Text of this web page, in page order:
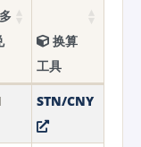
换算
工具
STN/CNY